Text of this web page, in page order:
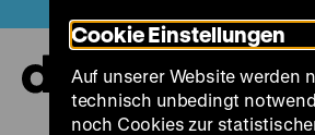
zum
Seiteninhalt
springen
Cookie Einstellungen
Auf unserer Website werden
technisch unbedingt
noch Cookies zur